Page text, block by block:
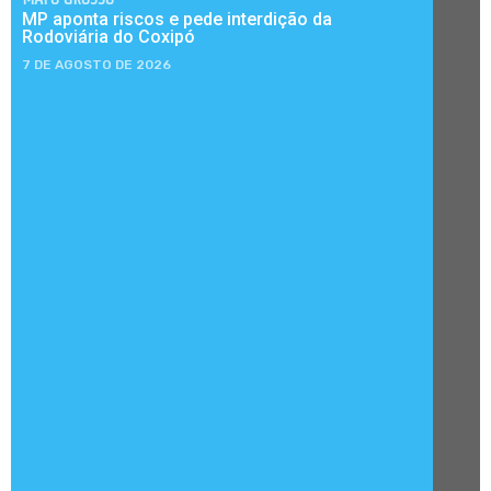
MP aponta riscos e pede interdição da
Rodoviária do Coxipó
7 DE AGOSTO DE 2026